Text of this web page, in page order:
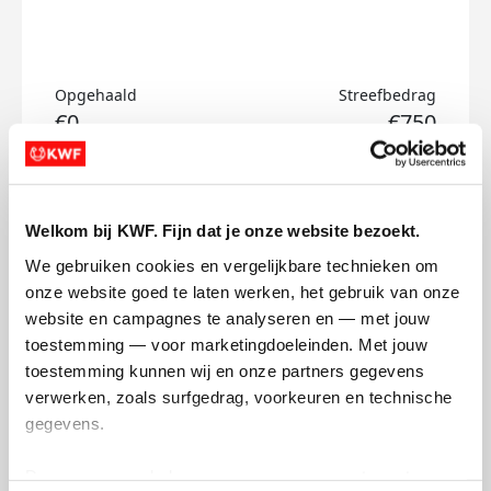
Welkom bij KWF. Fijn dat je onze website bezoekt.
We gebruiken cookies en vergelijkbare technieken om
onze website goed te laten werken, het gebruik van onze
website en campagnes te analyseren en — met jouw
toestemming — voor marketingdoeleinden. Met jouw
toestemming kunnen wij en onze partners gegevens
verwerken, zoals surfgedrag, voorkeuren en technische
gegevens.
Opgehaald
€0
Streefbedrag
€750
Doneer
Stijn's badges